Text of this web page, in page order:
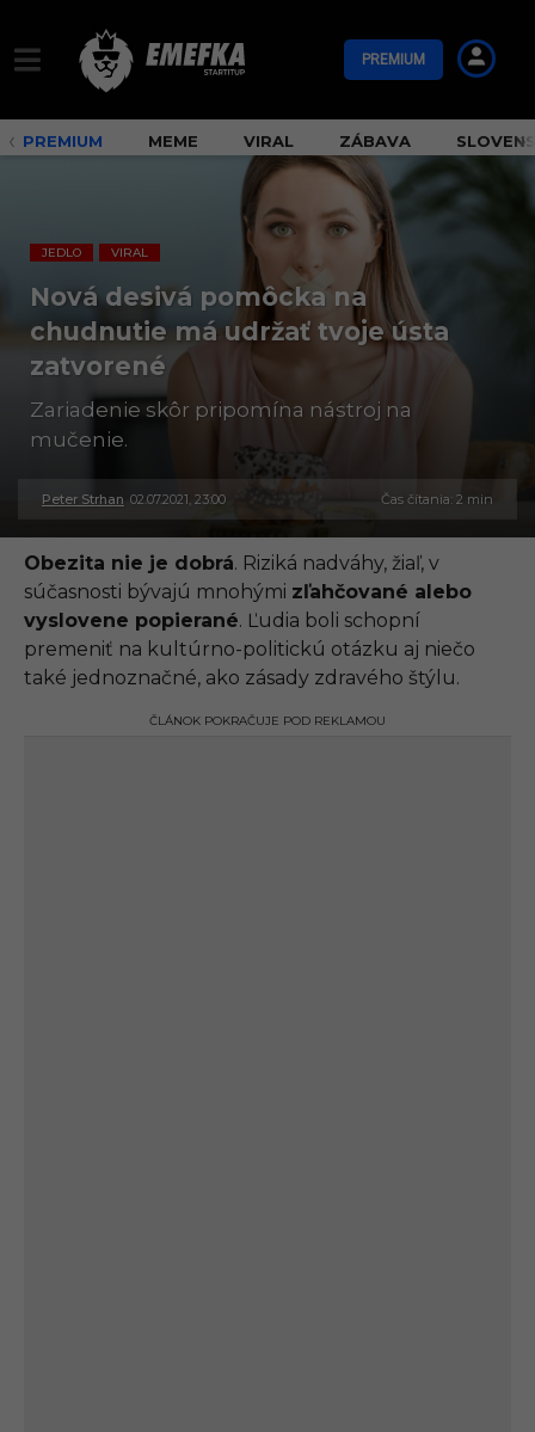
PREMIUM
PREMIUM MEME VIRAL ZÁBAVA
JEDLO
,
VIRAL
Nová desivá pomôcka na
chudnutie má udržať tvoje ústa
zatvorené
Zariadenie skôr pripomína nástroj na
mučenie.
Peter Strhan 02.07.2021, 23:00
3
.
0
.
2
0
2
1
Čas čítania: 2 min
Obezita nie je dobrá. Riziká nadváhy, žiaľ, v
súčasnosti bývajú mnohými zľahčované alebo
vyslovene popierané. Ľudia boli schopní
premeniť na kultúrno-politickú otázku aj niečo
také jednoznačné, ako zásady zdravého štýlu.
ČLÁNOK POKRAČUJE POD REKLAMOU